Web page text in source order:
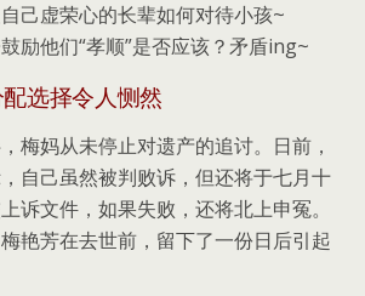
己虚荣心的长辈如何对待小孩~
励他们“孝顺”是否应该？矛盾ing~
选择令人恻然
梅妈从未停止对遗产的追讨。日前，
自己虽然被判败诉，但还将于七月十
诉文件，如果失败，还将北上申冤。
艳芳在去世前，留下了一份日后引起